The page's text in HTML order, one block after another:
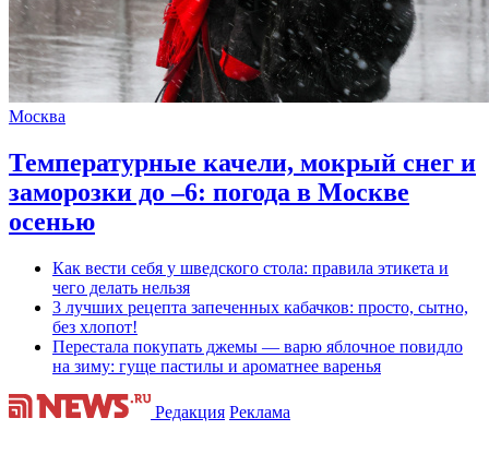
Москва
Температурные качели, мокрый снег и
заморозки до –6: погода в Москве
осенью
Как вести себя у шведского стола: правила этикета и
чего делать нельзя
3 лучших рецепта запеченных кабачков: просто, сытно,
без хлопот!
Перестала покупать джемы — варю яблочное повидло
на зиму: гуще пастилы и ароматнее варенья
Редакция Реклама